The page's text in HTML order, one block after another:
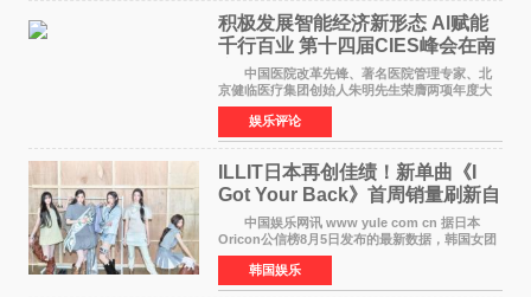
积极发展智能经济新形态 Al赋能
千行百业 第十四届CIES峰会在南
京盛大召开
中国医院改革先锋、著名医院管理专家、北
京健临医疗集团创始人朱明先生荣膺两项年度大
奖 2026年7月31日，盛夏金陵，长江之畔，
以重落地·真务实·强链接为主题的2026&lsquo;人
工智能+&rsquo
娱乐评论
ILLIT日本再创佳绩！新单曲《I
Got Your Back》首周销量刷新自
身纪录
中国娱乐网讯 www yule com cn 据日本
Oricon公信榜8月5日发布的最新数据，韩国女团
ILLIT在日本发行的第二张单曲《I Got Your
Back》首周销量达到71,009张，成功跻身最新一
期周单曲排行
韩国娱乐